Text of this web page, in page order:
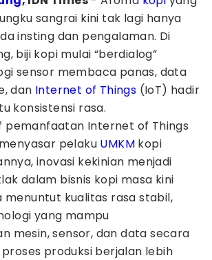
sangrai kini tak lagi hanya
insting dan pengalaman. Di
biji kopi mulai “berdialog”
sensor membaca panas, data
dan Internet of Things (IoT) hadir
konsistensi rasa.
pemanfaatan Internet of Things
pelaku UMKM kopi
inovasi kekinian menjadi
dalam bisnis kopi masa kini
menuntut kualitas rasa stabil,
yang mampu
mesin, sensor, dan data secara
produksi berjalan lebih